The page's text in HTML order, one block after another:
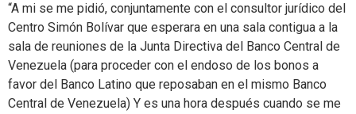
“A mi se me pidió, conjuntamente con el consultor jurídico del
Centro Simón Bolívar que esperara en una sala contigua a la
sala de reuniones de la Junta Directiva del Banco Central de
Venezuela (para proceder con el endoso de los bonos a
favor del Banco Latino que reposaban en el mismo Banco
Central de Venezuela) Y es una hora después cuando se me